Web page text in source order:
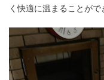
く快適に温まることがで